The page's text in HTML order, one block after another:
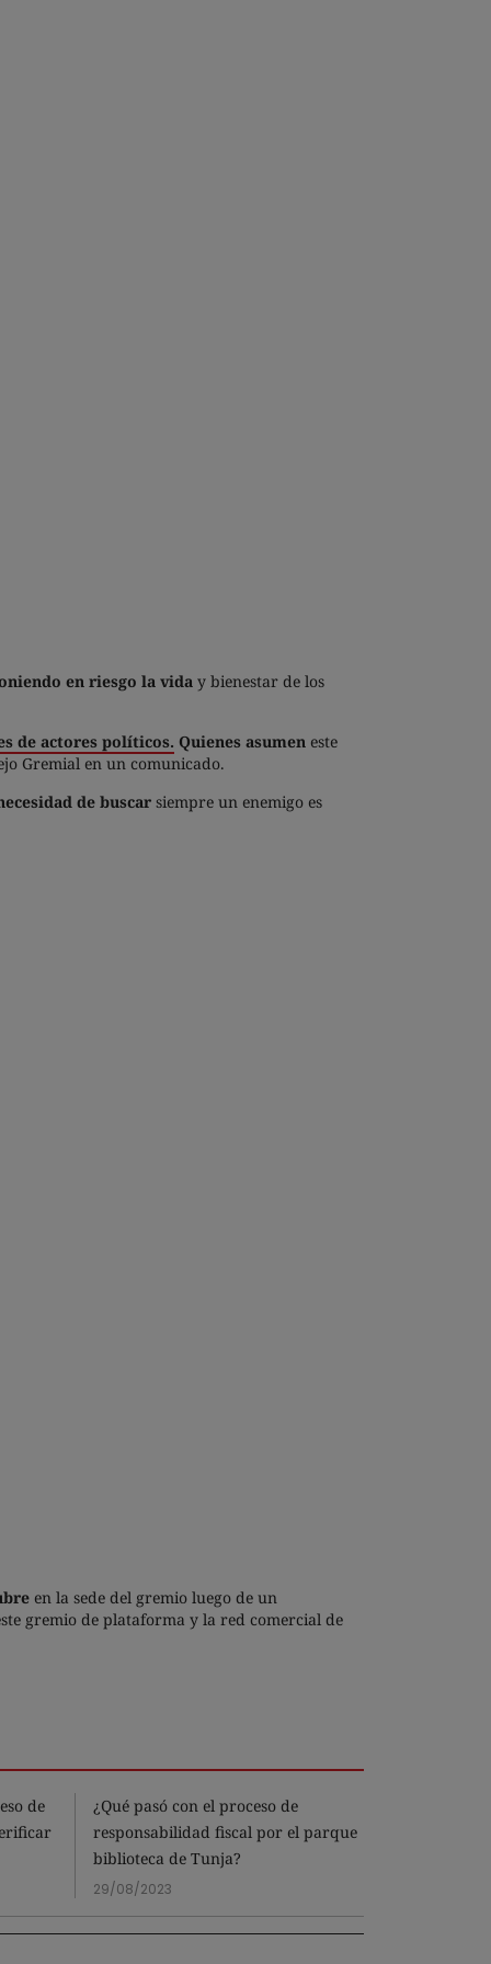
en riesgo la vida y bienestar de los
de actores políticos. Quienes asumen este
Gremial en un comunicado.
de buscar siempre un enemigo es
en la sede del gremio luego de un
gremio de plataforma y la red comercial de
de
¿Qué pasó con el proceso de
responsabilidad fiscal por el parque
biblioteca de Tunja?
29/08/2023